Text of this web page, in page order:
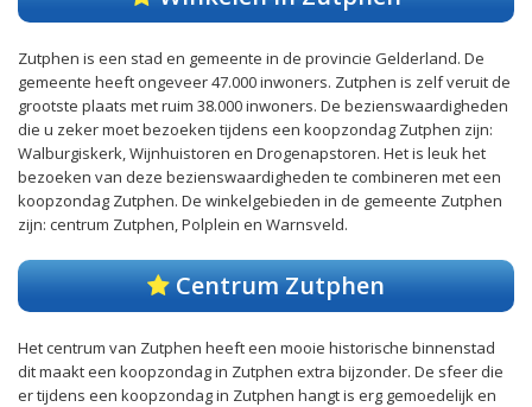
Zutphen is een stad en gemeente in de provincie Gelderland. De
gemeente heeft ongeveer 47.000 inwoners. Zutphen is zelf veruit de
grootste plaats met ruim 38.000 inwoners. De bezienswaardigheden
die u zeker moet bezoeken tijdens een koopzondag Zutphen zijn:
Walburgiskerk, Wijnhuistoren en Drogenapstoren. Het is leuk het
bezoeken van deze bezienswaardigheden te combineren met een
koopzondag Zutphen. De winkelgebieden in de gemeente Zutphen
zijn: centrum Zutphen, Polplein en Warnsveld.
Centrum Zutphen
Het centrum van Zutphen heeft een mooie historische binnenstad
dit maakt een koopzondag in Zutphen extra bijzonder. De sfeer die
er tijdens een koopzondag in Zutphen hangt is erg gemoedelijk en